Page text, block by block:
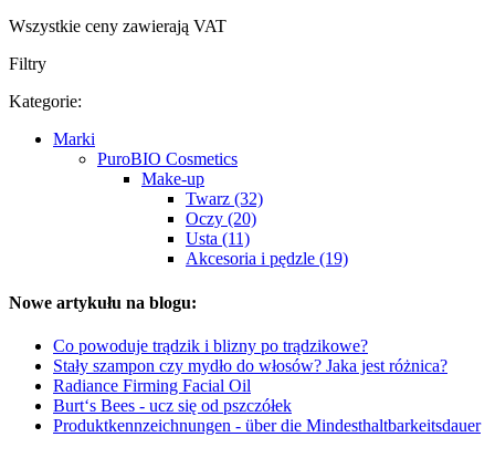
Wszystkie ceny zawierają VAT
Filtry
Kategorie:
Marki
PuroBIO Cosmetics
Make-up
Twarz (32)
Oczy (20)
Usta (11)
Akcesoria i pędzle (19)
Nowe artykułu na blogu:
Co powoduje trądzik i blizny po trądzikowe?
Stały szampon czy mydło do włosów? Jaka jest różnica?
Radiance Firming Facial Oil
Burt‘s Bees - ucz się od pszczółek
Produktkennzeichnungen - über die Mindesthaltbarkeitsdauer